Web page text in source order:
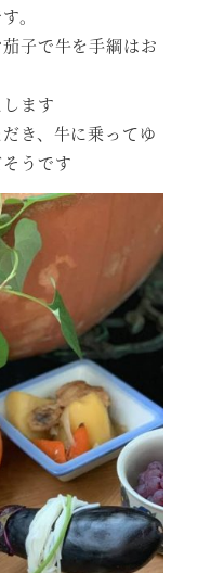
。
子で牛を手綱はお
ます
き、牛に乗ってゆ
うです